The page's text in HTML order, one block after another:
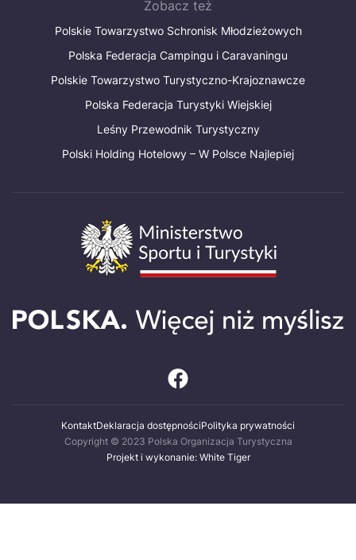
Zobacz też
Polskie Towarzystwo Schronisk Młodzieżowych
Polska Federacja Campingu i Caravaningu
Polskie Towarzystwo Turystyczno-Krajoznawcze
Polska Federacja Turystyki Wiejskiej
Leśny Przewodnik Turystyczny
Polski Holding Hotelowy – W Polsce Najlepiej
KontaktDeklaracja dostępnościPolityka prywatności
Copyright © 2023 Polska Organizacja Turystyczna
Projekt i wykonanie: White Tiger